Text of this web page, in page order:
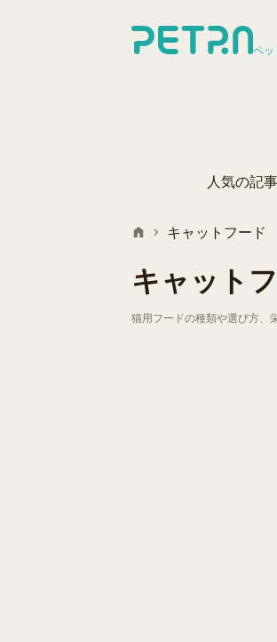
ペッ
人気の記事
キャットフード
キャット
猫用フードの種類や選び方、